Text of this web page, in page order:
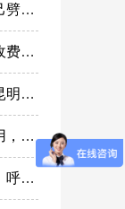
不能让农村老人八九十岁还自己劈柴做饭
云南昆明有没有佛教养老院？收费多少
昆明泰康抚仙湖纪念园价格，昆明高端殡葬墓地服务
郑州泰康豫园临终关怀价格费用，郑州高端安宁疗护在哪里
内蒙古泰康之家蒙园最新消息，呼市蒙园养老社区价格表